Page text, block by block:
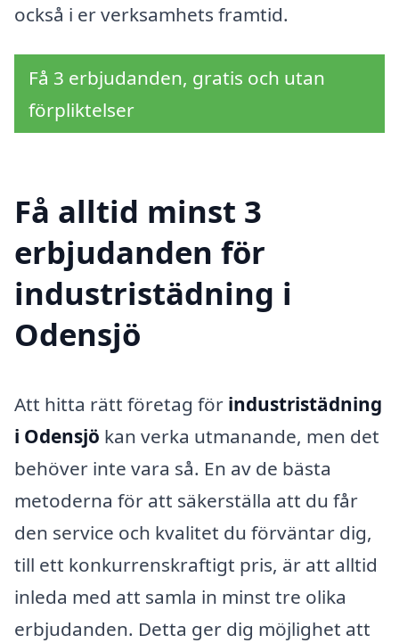
också i er verksamhets framtid.
Få 3 erbjudanden, gratis och utan
förpliktelser
Få alltid minst 3
erbjudanden för
industristädning i
Odensjö
Att hitta rätt företag för industristädning
i Odensjö kan verka utmanande, men det
behöver inte vara så. En av de bästa
metoderna för att säkerställa att du får
den service och kvalitet du förväntar dig,
till ett konkurrenskraftigt pris, är att alltid
inleda med att samla in minst tre olika
erbjudanden. Detta ger dig möjlighet att